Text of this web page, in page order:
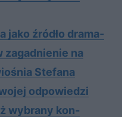
jako źró­dło dra­ma­
za­gad­nie­nie na
Ste­fa­na
od­po­wie­dzi
wy­bra­ny kon­